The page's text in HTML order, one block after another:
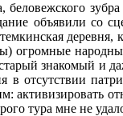
зубра
объявили со
огромные
знакомый и
отсутствии
активизировать
тура мне не